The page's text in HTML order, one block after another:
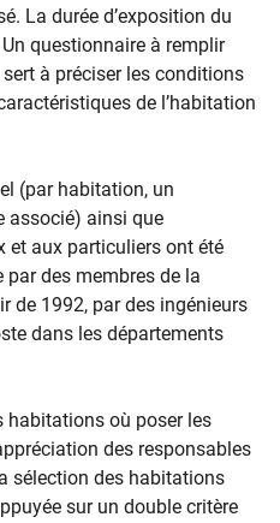
La durée d’exposition du
questionnaire à remplir
à préciser les conditions
de l’habitation
(par habitation, un
associé) ainsi que
et aux particuliers ont été
des membres de la
de 1992, par des ingénieurs
dans les départements
habitations où poser les
des responsables
sélection des habitations
sur un double critère